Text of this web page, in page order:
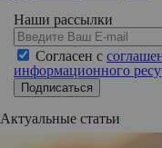
Наши рассылки
Согласен с
информационного
Подписаться
Актуальные статьи